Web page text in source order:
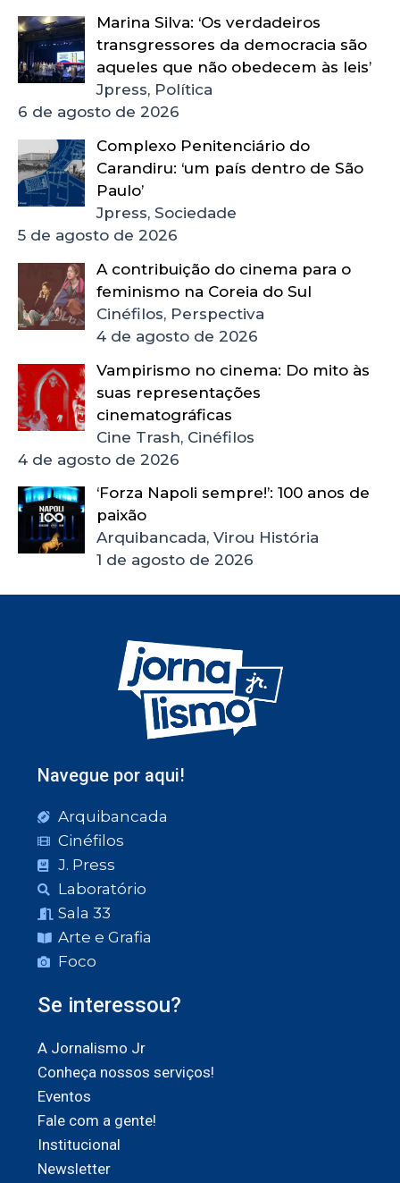
Marina Silva: ‘Os verdadeiros
transgressores da democracia são
aqueles que não obedecem às leis’
Jpress, Política
6 de agosto de 2026
Complexo Penitenciário do
Carandiru: ‘um país dentro de São
Paulo’
Jpress, Sociedade
5 de agosto de 2026
A contribuição do cinema para o
feminismo na Coreia do Sul
Cinéfilos, Perspectiva
4 de agosto de 2026
Vampirismo no cinema: Do mito às
suas representações
cinematográficas
Cine Trash, Cinéfilos
4 de agosto de 2026
‘Forza Napoli sempre!’: 100 anos de
paixão
Arquibancada, Virou História
1 de agosto de 2026
Navegue por aqui!
Arquibancada
Cinéfilos
J. Press
Laboratório
Sala 33
Arte e Grafia
Foco
Se interessou?
A Jornalismo Jr
Conheça nossos serviços!
Eventos
Fale com a gente!
Institucional
Newsletter